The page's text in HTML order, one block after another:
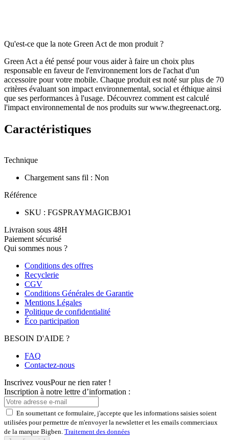
Qu'est-ce que la note Green Act de mon produit ?
Green Act a été pensé pour vous aider à faire un choix plus
responsable en faveur de l'environnement lors de l'achat d'un
accessoire pour votre mobile. Chaque produit est noté sur plus de 70
critères évaluant son impact environnemental, social et éthique ainsi
que ses performances à l'usage. Découvrez comment est calculé
l'impact environnemental de nos produits sur www.thegreenact.org.
Caractéristiques
Technique
Chargement sans fil : Non
Référence
SKU : FGSPRAYMAGICBJO1
Livraison sous 48H
Paiement sécurisé
Qui sommes nous ?
Conditions des offres
Recyclerie
CGV
Conditions Générales de Garantie
Mentions Légales
Politique de confidentialité
Éco participation
BESOIN D'AIDE ?
FAQ
Contactez-nous
Inscrivez vousPour ne rien rater !
Inscription à notre lettre d’information :
En soumettant ce formulaire, j'accepte que les informations saisies soient
utilisées pour permettre de m'envoyer la newsletter et les emails commerciaux
de la marque Bigben. Traitement des données